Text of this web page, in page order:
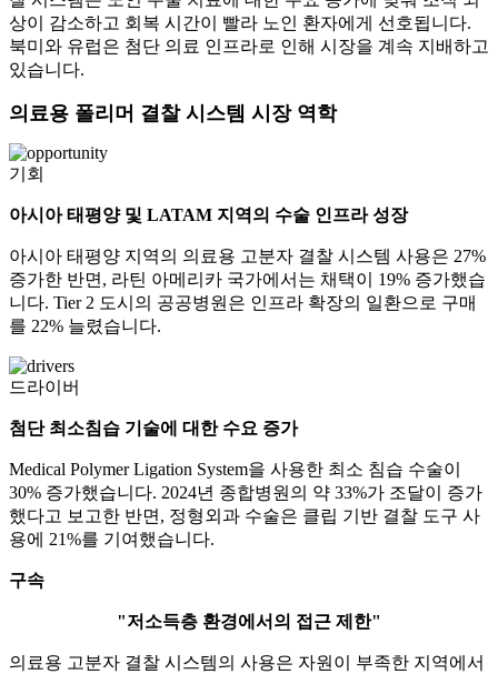
상이 감소하고 회복 시간이 빨라 노인 환자에게 선호됩니다.
북미와 유럽은 첨단 의료 인프라로 인해 시장을 계속 지배하고
있습니다.
의료용 폴리머 결찰 시스템 시장 역학
기회
아시아 태평양 및 LATAM 지역의 수술 인프라 성장
아시아 태평양 지역의 의료용 고분자 결찰 시스템 사용은 27%
증가한 반면, 라틴 아메리카 국가에서는 채택이 19% 증가했습
니다. Tier 2 도시의 공공병원은 인프라 확장의 일환으로 구매
를 22% 늘렸습니다.
드라이버
첨단 최소침습 기술에 대한 수요 증가
Medical Polymer Ligation System을 사용한 최소 침습 수술이
30% 증가했습니다. 2024년 종합병원의 약 33%가 조달이 증가
했다고 보고한 반면, 정형외과 수술은 클립 기반 결찰 도구 사
용에 21%를 기여했습니다.
구속
"저소득층 환경에서의 접근 제한"
의료용 고분자 결찰 시스템의 사용은 자원이 부족한 지역에서